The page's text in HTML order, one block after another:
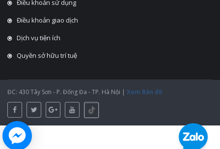
Điều khoản sử dụng
Điều khoản giao dịch
Dịch vụ tiện ích
Quyền sở hữu trí tuệ
ĐC: 430 Tây Sơn - P. Đống Đa - TP. Hà Nội | Xem Bản đồ